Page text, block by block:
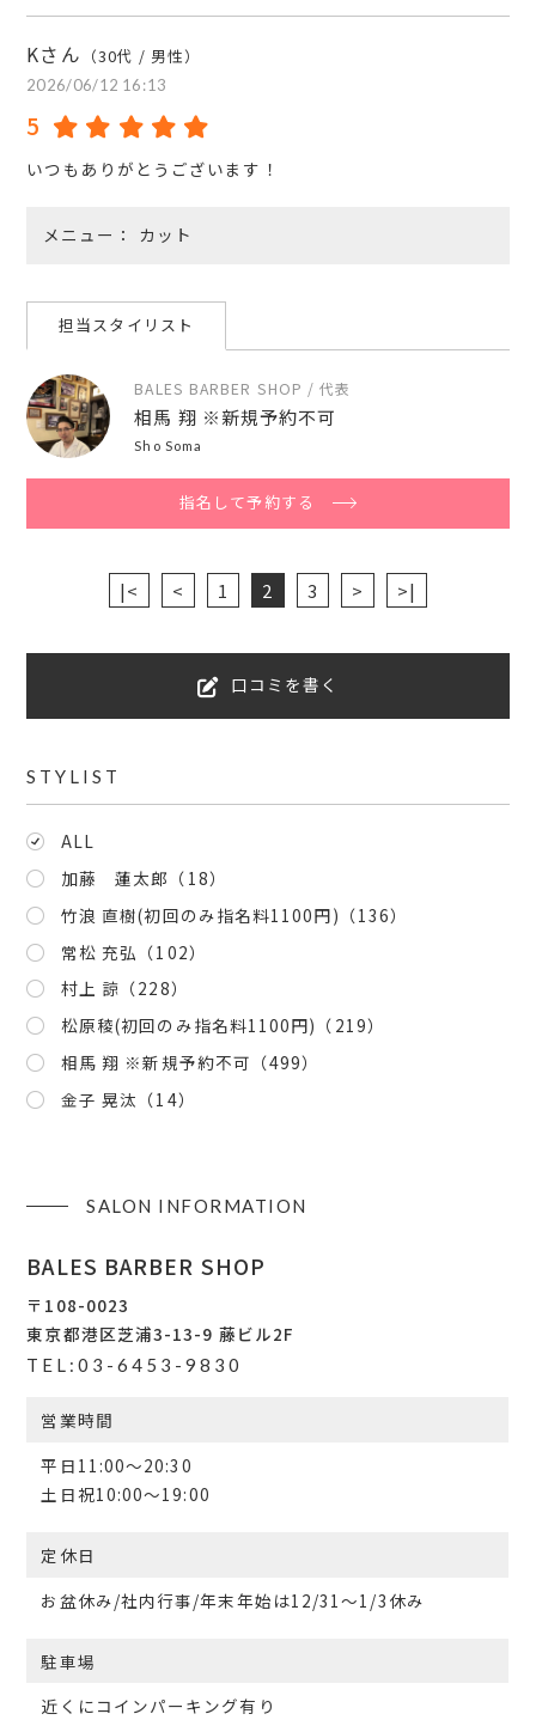
Kさん （30代 / 男性）
2026/06/12 16:13
5
いつもありがとうございます！
メニュー カット
担当スタイリスト
BALES BARBER SHOP / 代表
相馬 翔 ※新規予約不可
Sho Soma
指名して予約する
|< < 1 2 3 > >|
口コミを書く
STYLIST
ALL
加藤 蓮太郎 （18）
竹浪 直樹(初回のみ指名料1100円) （136）
常松 充弘 （102）
村上 諒 （228）
松原稜(初回のみ指名料1100円) （219）
相馬 翔 ※新規予約不可 （499）
金子 晃汰 （14）
SALON INFORMATION
BALES BARBER SHOP
〒108-0023
東京都港区芝浦3-13-9 藤ビル2F
TEL:03-6453-9830
営業時間
平日11:00〜20:30
土日祝10:00〜19:00
定休日
お盆休み/社内行事/年末年始は12/31～1/3休み
駐車場
近くにコインパーキング有り